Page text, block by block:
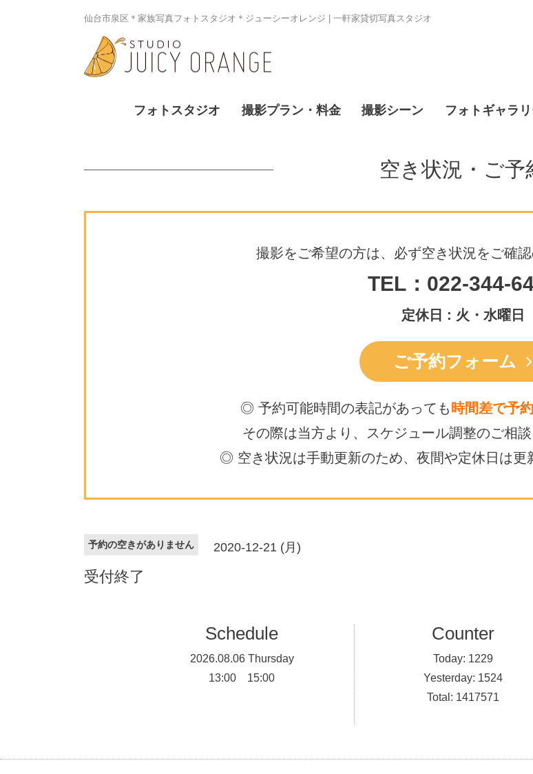
仙台市泉区＊家族写真フォトスタジオ＊ジューシーオレンジ | 一軒家貸切写真スタジオ
フォトスタジオ 撮影プラン・料金 撮影シーン フォトギャラ
空き状況・ご予
撮影をご希望の方は、必ず空き状況をご確認
TEL：022-344-
定休日 : 火・水曜日
ご予約フォーム
◎ 予約可能時間の表記があっても 時間差で予
その際は当方より、スケジュール調整のご相
◎ 空き状況は手動更新のため、 夜間や定休日は更
予約の空きがありません 2020-12-21 (月)
受付終了
Schedule
2026.08.06 Thursday
13:00 15:00
Counter
Today: 1229
Yesterday: 1524
Total: 1417571